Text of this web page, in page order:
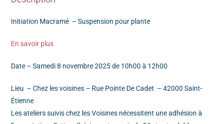
Initiation Macramé – Suspension pour plante
En savoir plus
Date – Samedi 8 novembre 2025 de 10h00 à 12h00
Lieu – Chez les voisines – Rue Pointe De Cadet – 42000 Saint-
Étienne
Les ateliers suivis chez les Voisines nécessitent une adhésion à